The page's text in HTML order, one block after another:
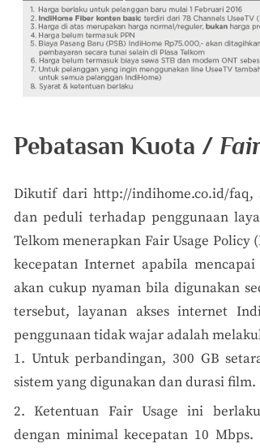
Pebatasan Kuota /
Dikutif dari http://indihome.co.id/faq,
dan peduli terhadap penggunaan
Telkom menerapkan Fair Usage
kecepatan Internet apabila
akan cukup nyaman bila digunakan
tersebut, layanan akses internet
penggunaan tidak wajar adalah
Untuk perbandingan, 300 GB
sistem yang digunakan dan durasi film.
Ketentuan Fair Usage ini
dengan minimal kecepatan 10